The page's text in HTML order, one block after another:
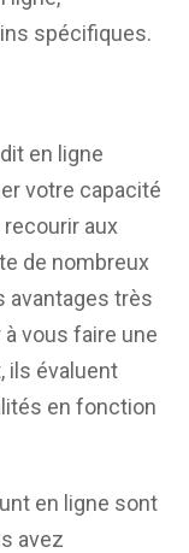
spécifiques.
en ligne
votre capacité
recourir aux
de nombreux
avantages très
vous faire une
ils évaluent
en fonction
en ligne sont
avez